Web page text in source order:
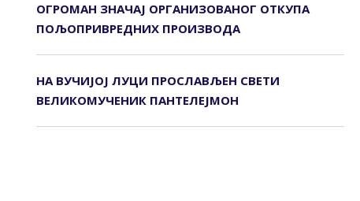
ОГРОМАН ЗНАЧАЈ ОРГАНИЗОВАНОГ ОТКУПА
ПОЉОПРИВРЕДНИХ ПРОИЗВОДА
НА ВУЧИЈОЈ ЛУЦИ ПРОСЛАВЉЕН СВЕТИ
ВЕЛИКОМУЧЕНИК ПАНТЕЛЕЈМОН